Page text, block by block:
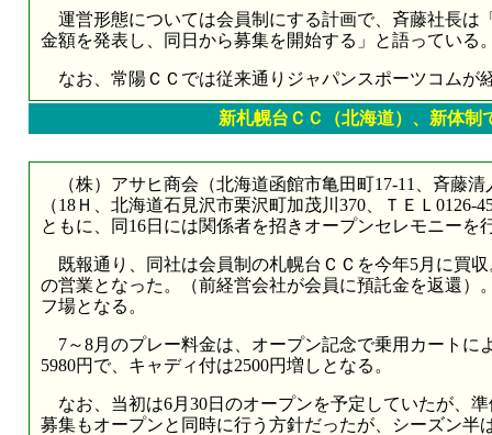
運営形態については会員制にする計画で、斉藤社長は
金額を発表し、同日から募集を開始する」と語っている
なお、常陽ＣＣでは従来通りジャパンスポーツコムが
新札幌台ＣＣ（北海道）、新体制
（株）アサヒ商会（北海道函館市亀田町17-11、斉藤清
（18Ｈ、北海道石見沢市栗沢町加茂川370、ＴＥＬ0126-
ともに、同16日には関係者を招きオープンセレモニーを
既報通り、同社は会員制の札幌台ＣＣを今年5月に買
の営業となった。（前経営会社が会員に預託金を返還）
フ場となる。
7～8月のプレー料金は、オープン記念で乗用カートに
5980円で、キャディ付は2500円増しとなる。
なお、当初は6月30日のオープンを予定していたが、
募集もオープンと同時に行う方針だったが、シーズン半